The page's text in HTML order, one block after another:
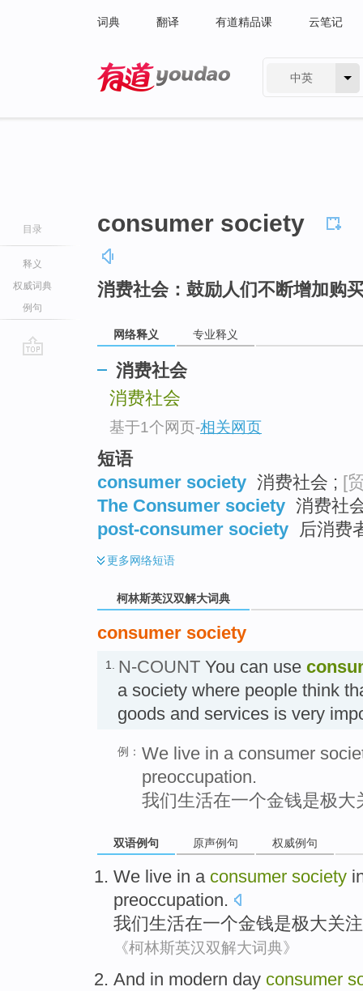
词典 翻译 有道精品课 云笔记
中英
目录
释义
权威词典
例句
consumer society
消费社会：鼓励人们不断增加购
网络释义 专业释义
消费社会
消费社会
基于1个网页-相关网页
短语
consumer society 消费社会 ; [
The Consumer society 消费社
post-consumer society
后消费
更多网络短语
柯林斯英汉双解大词典
consumer society
1. N-COUNT You can use
a society where people think
goods and services is very
例： We live in a consumer
preoccupation.
我们生活在一个金钱是极大
双语例句 原声例句 权威例句
We live in a consumer society
preoccupation.
我们生活在一个金钱是极大关
《柯林斯英汉双解大词典》
And in modern day consumer